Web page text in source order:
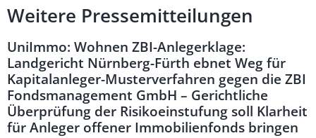
Weitere Pressemitteilungen
UniImmo: Wohnen ZBI-Anlegerklage:
Landgericht Nürnberg-Fürth ebnet Weg für
Kapitalanleger-Musterverfahren gegen die ZBI
Fondsmanagement GmbH – Gerichtliche
Überprüfung der Risikoeinstufung soll Klarheit
für Anleger offener Immobilienfonds bringen